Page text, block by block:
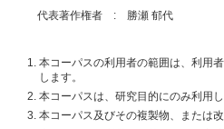
代表著作権者 : 勝瀬 郁代
本コーパスの利用者の範囲は、利用
します。
本コーパスは、研究目的にのみ利用し
本コーパス及びその複製物、または